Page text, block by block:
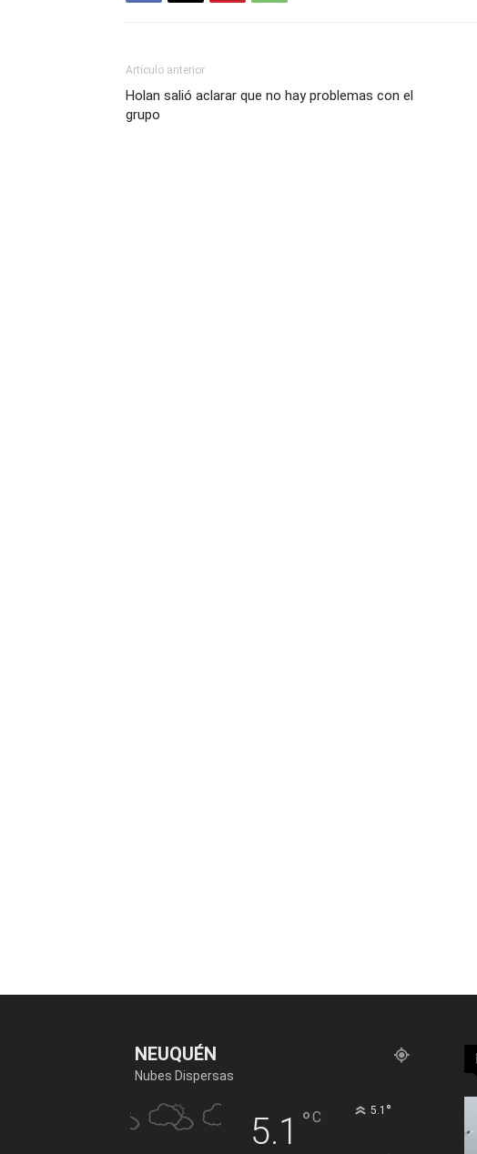
Artículo anterior
Holan salió aclarar que no hay problemas con el
grupo
NEUQUÉN
Nubes Dispersas
5.1 °C 5.1 °